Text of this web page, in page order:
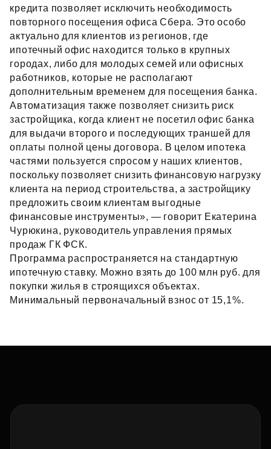
кредита позволяет исключить необходимость
повторного посещения офиса Сбера. Это особо
актуально для клиентов из регионов, где
ипотечный офис находится только в крупных
городах, либо для молодых семей или офисных
работников, которые не располагают
дополнительным временем для посещения банка.
Автоматизация также позволяет снизить риск
застройщика, когда клиент не посетил офис банка
для выдачи второго и последующих траншей для
оплаты полной цены договора. В целом ипотека
частями пользуется спросом у наших клиентов,
поскольку позволяет снизить финансовую нагрузку
клиента на период строительства, а застройщику
предложить своим клиентам выгодные
финансовые инструменты», — говорит Екатерина
Чурюкина, руководитель управления прямых
продаж ГК ФСК.
Программа распространяется на стандартную
ипотечную ставку. Можно взять до 100 млн руб. для
покупки жилья в строящихся объектах.
Минимальный первоначальный взнос от 15,1%.